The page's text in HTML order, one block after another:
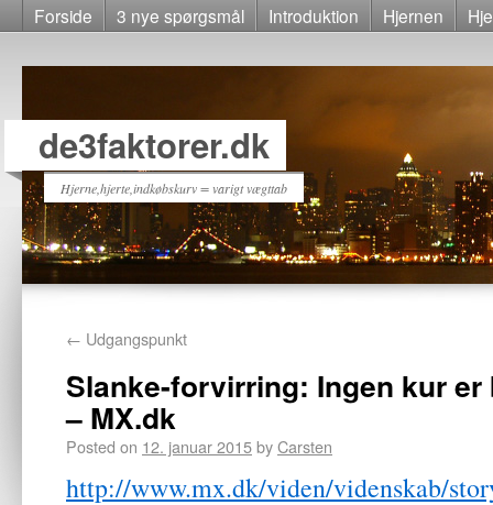
Forside 3 nye spørgsmål Introduktion Hjernen
de3faktorer.dk
Hjerne,hjerte,indkøbskurv = varigt vægttab
← Udgangspunkt
Slanke-forvirring: Ingen kur er
– MX.dk
Posted on 12. januar 2015byCarsten
http://www.mx.dk/viden/videnskab/